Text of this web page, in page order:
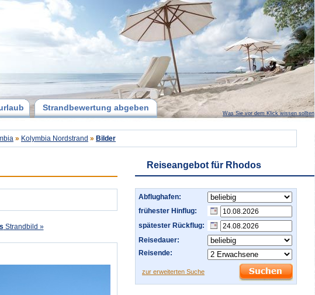
Strandbewertung abgeben
Was Sie vor dem Klick wissen sollten
» Kolymbia Nordstrand » Bilder
Strandbild »
Reiseangebot für Rhodos
Abflughafen:
frühester Hinflug:
spätester Rückflug:
Reisedauer:
Reisende:
zur erweiterten Suche